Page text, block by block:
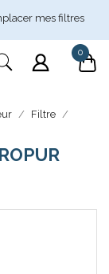
mes filtres
0
Filtre